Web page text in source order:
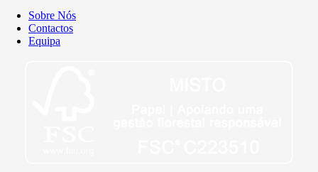
Sobre Nós
Contactos
Equipa